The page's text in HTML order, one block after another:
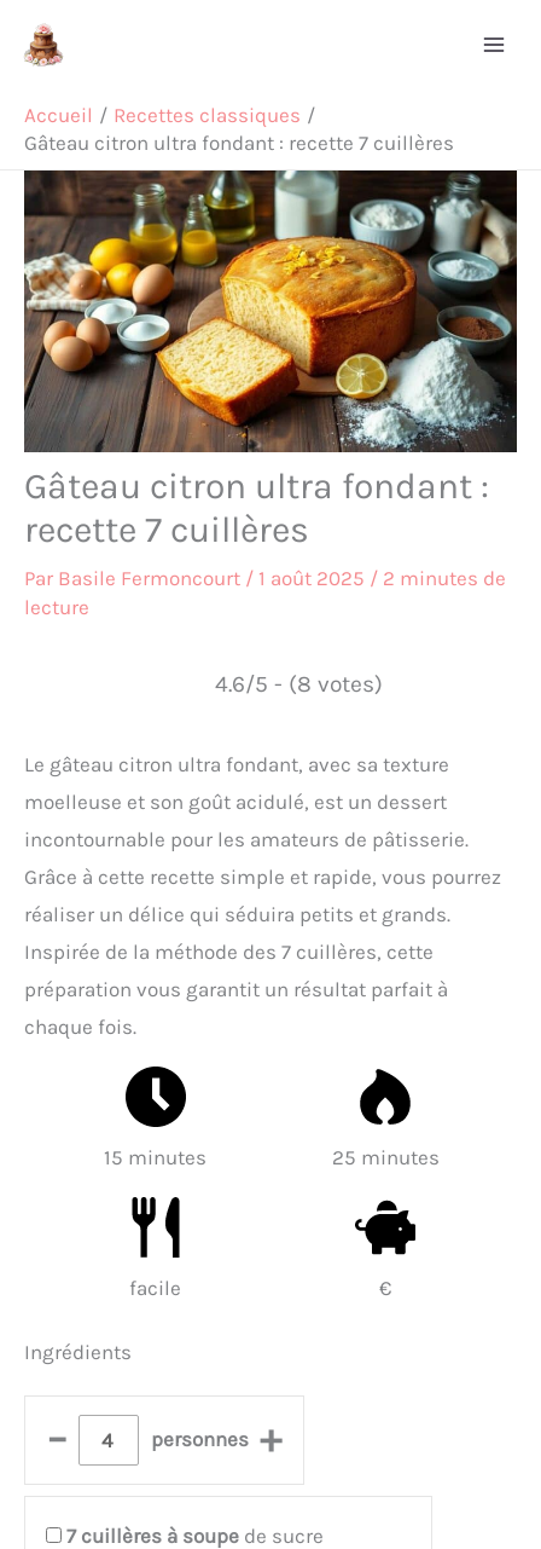
Accueil
Recettes classiques
Gâteau citron ultra fondant : recette 7 cuillères
Gâteau citron ultra fondant :
recette 7 cuillères
Par Basile Fermoncourt / 1 août 2025 / 2 minutes de
lecture
4.6/5 - (8 votes)
Le gâteau citron ultra fondant, avec sa texture
moelleuse et son goût acidulé, est un dessert
incontournable pour les amateurs de pâtisserie.
Grâce à cette recette simple et rapide, vous pourrez
réaliser un délice qui séduira petits et grands.
Inspirée de la méthode des 7 cuillères, cette
préparation vous garantit un résultat parfait à
chaque fois.
15 minutes 25 minutes
facile €
Ingrédients
– personnes +
7 cuillères à soupe de sucre
Rechercher